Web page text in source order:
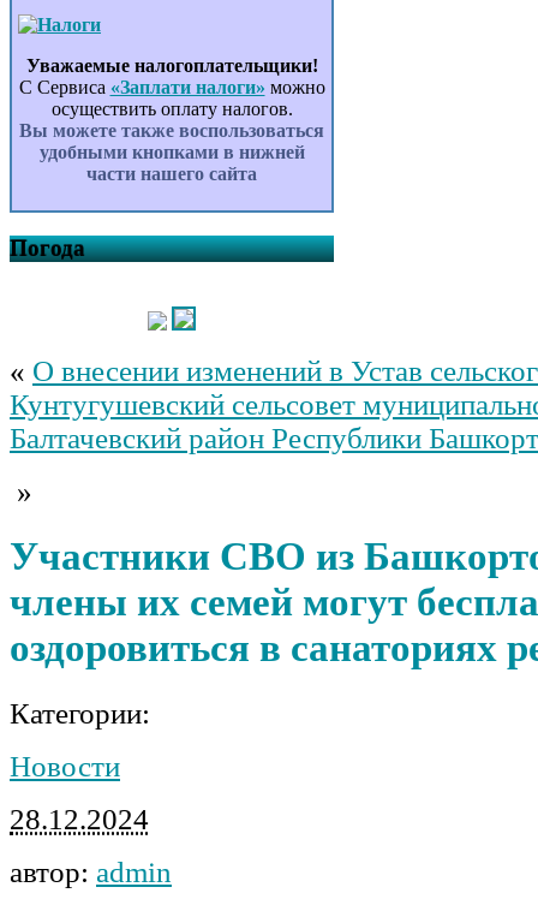
Уважаемые налогоплательщики!
С Сервиса «Заплати налоги» можно
осуществить оплату налогов.
Вы можете также воспользоваться
удобными кнопками в нижней
части нашего сайта
Погода
« О внесении изменений в Устав
Кунтугушевский сельсовет
Балтачевский район Республики
»
Участники СВО из
члены их семей могут
оздоровиться в санаториях
Категории:
Новости
28.12.2024
автор: admin